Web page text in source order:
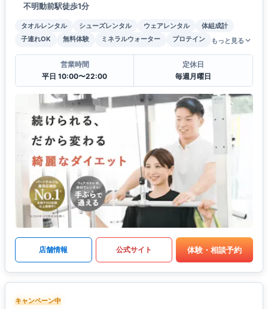
不明動前駅徒歩1分
タオルレンタル シューズレンタル ウェアレンタル
体組成計
子連れOK
無料体験 ミネラルウォーター プロテイン もっと見る
営業時間
平日 10:00〜22:00
定休日
毎週月曜日
店舗情報 公式サイト 体験・相談予約
キャンペーン中